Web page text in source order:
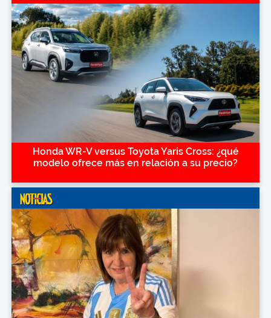
Honda WR-V versus Toyota Yaris Cross: ¿qué
modelo ofrece más en relación a su precio?